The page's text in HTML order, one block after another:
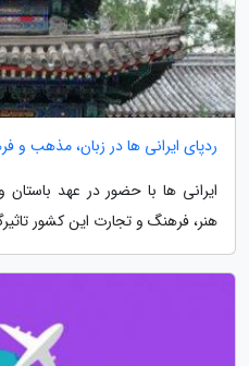
ردپای ایرانی ها در زبان، مذهب و
ایرانی ها با حضور در عهد
هنر، فرهنگ و تجارت این کشور